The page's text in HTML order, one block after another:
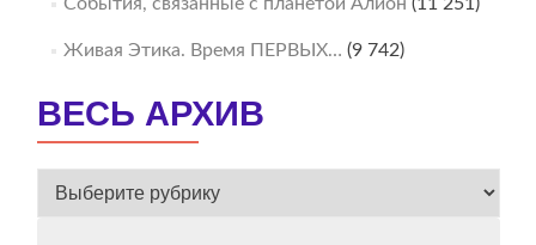
Живая Этика. Время ПЕРВЫХ… (9 742)
ВЕСЬ АРХИВ
ВЕСЬ